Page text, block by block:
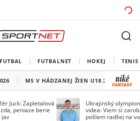
FUTBAL FUTBALNET HOKEJ TENIS
MS V HÁDZANEJ ŽIEN U18 2026
Juck: Zapletalová
peniaze berie
jav
Ukrajinský
videa: Viem si
pošlem radšej na